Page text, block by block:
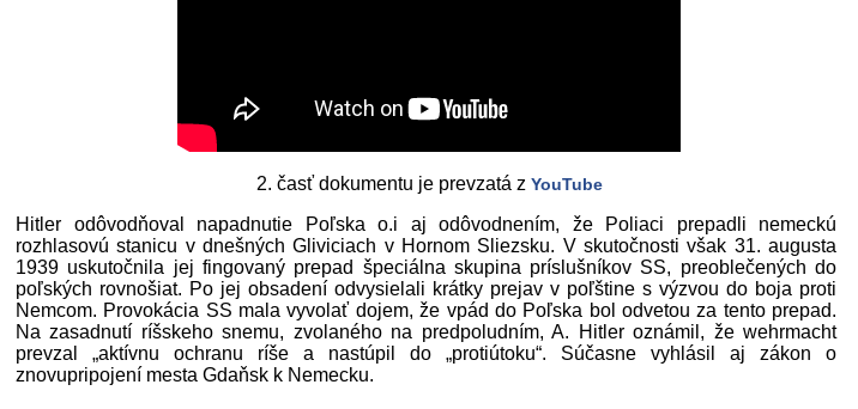
2. časť dokumentu je prevzatá z YouTube
Hitler odôvodňoval napadnutie Poľska o.i aj odôvodnením, že Poliaci prepadli nemeckú
rozhlasovú stanicu v dnešných Gliviciach v Hornom Sliezsku. V skutočnosti však 31. augusta
1939 uskutočnila jej fingovaný prepad špeciálna skupina príslušníkov SS, preoblečených do
poľských rovnošiat. Po jej obsadení odvysielali krátky prejav v poľštine s výzvou do boja proti
Nemcom. Provokácia SS mala vyvolať dojem, že vpád do Poľska bol odvetou za tento prepad.
Na zasadnutí ríšskeho snemu, zvolaného na predpoludním, A. Hitler oznámil, že wehrmacht
prevzal „aktívnu ochranu ríše a nastúpil do „protiútoku“. Súčasne vyhlásil aj zákon o
znovupripojení mesta Gdaňsk k Nemecku.